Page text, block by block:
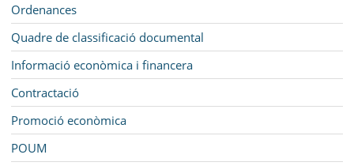
Ordenances
Quadre de classificació documental
Informació econòmica i financera
Contractació
Promoció econòmica
POUM